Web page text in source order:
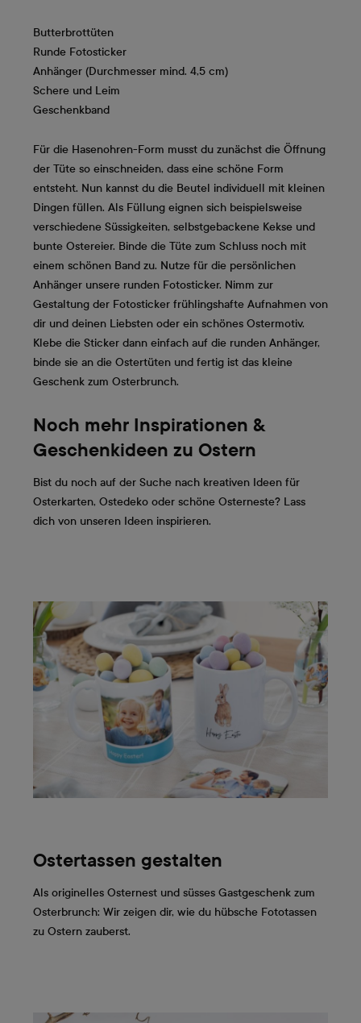
Butterbrottüten
Runde Fotosticker
Anhänger (Durchmesser mind. 4,5 cm)
Schere und Leim
Geschenkband
Für die Hasenohren-Form musst du zunächst die Öffnung
der Tüte so einschneiden, dass eine schöne Form
entsteht. Nun kannst du die Beutel individuell mit kleinen
Dingen füllen. Als Füllung eignen sich beispielsweise
verschiedene Süssigkeiten, selbstgebackene Kekse und
bunte Ostereier. Binde die Tüte zum Schluss noch mit
einem schönen Band zu. Nutze für die persönlichen
Anhänger unsere runden Fotosticker. Nimm zur
Gestaltung der Fotosticker frühlingshafte Aufnahmen von
dir und deinen Liebsten oder ein schönes Ostermotiv.
Klebe die Sticker dann einfach auf die runden Anhänger,
binde sie an die Ostertüten und fertig ist das kleine
Geschenk zum Osterbrunch.
Noch mehr Inspirationen &
Geschenkideen zu Ostern
Bist du noch auf der Suche nach kreativen Ideen für
Osterkarten, Ostedeko oder schöne Osterneste? Lass
dich von unseren Ideen inspirieren.
Ostertassen gestalten
Als originelles Osternest und süsses Gastgeschenk zum
Osterbrunch: Wir zeigen dir, wie du hübsche Fototassen
zu Ostern zauberst.